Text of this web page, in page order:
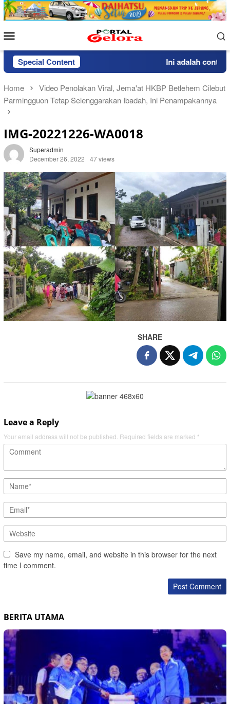
Skip
to
Menu
Special Content Ini adalah contoh
Home
Video Penolakan Viral, Jema'at HKBP Betlehem Cilebut
Parmingguon Tetap Selenggarakan Ibadah, Ini Penampakannya
IMG-20221226-WA0018
Superadmin
December 26, 2022
47 views
SHARE
Leave a Reply
Your email address will not be published. Required fields are marked *
Save my name, email, and website in this browser for the next
time I comment.
BERITA UTAMA